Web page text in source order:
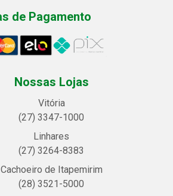
de Pagamento
Nossas Lojas
Vitória
(27) 3347-1000
Linhares
(27) 3264-8383
Cachoeiro de Itapemirim
(28) 3521-5000